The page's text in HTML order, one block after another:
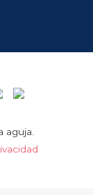
aguja.